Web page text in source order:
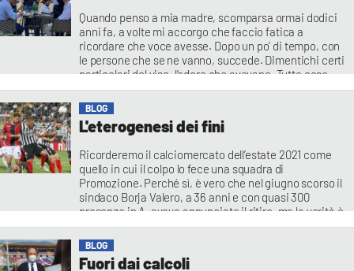
Quando penso a mia madre, scomparsa ormai dodici
anni fa, a volte mi accorgo che faccio fatica a
ricordare che voce avesse. Dopo un po’ di tempo, con
le persone che se ne vanno, succede. Dimentichi certi
particolari del viso, l’odore che avevano. Tutte cose
che la realtà ha il potere di riportarti indietro senza
BLOG
L'eterogenesi dei fini
Ricorderemo il calciomercato dell’estate 2021 come
quello in cui il colpo lo fece una squadra di
Promozione. Perché sì, è vero che nel giugno scorso il
sindaco Borja Valero, a 36 anni e con quasi 300
presenze in A, aveva annunciato il ritiro, ma la verità è
che le offerte per fargli cambiare idea (da
BLOG
Fuori dai calcoli